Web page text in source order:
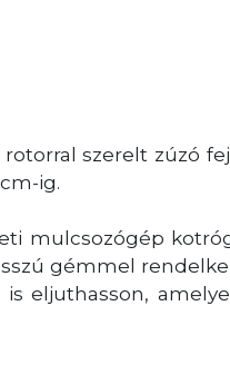
szerelt zúzó
ig.
mulcsozógép
gémmel
eljuthasson,